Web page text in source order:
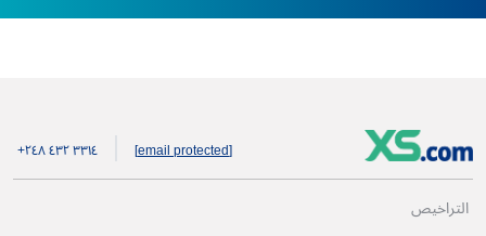
[email protected] +۲٤۸ ٤۳۲ ۳۳۱٤
التراخيص